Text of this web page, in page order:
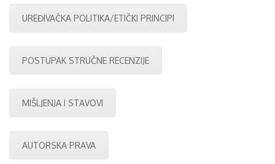
UREĐIVAČKA POLITIKA/ETIČKI PRINCIPI
POSTUPAK STRUČNE RECENZIJE
MIŠLJENJA I STAVOVI
AUTORSKA PRAVA